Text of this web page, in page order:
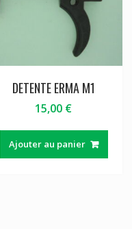
DETENTE ERMA M1
15,00 €
Ajouter au panier